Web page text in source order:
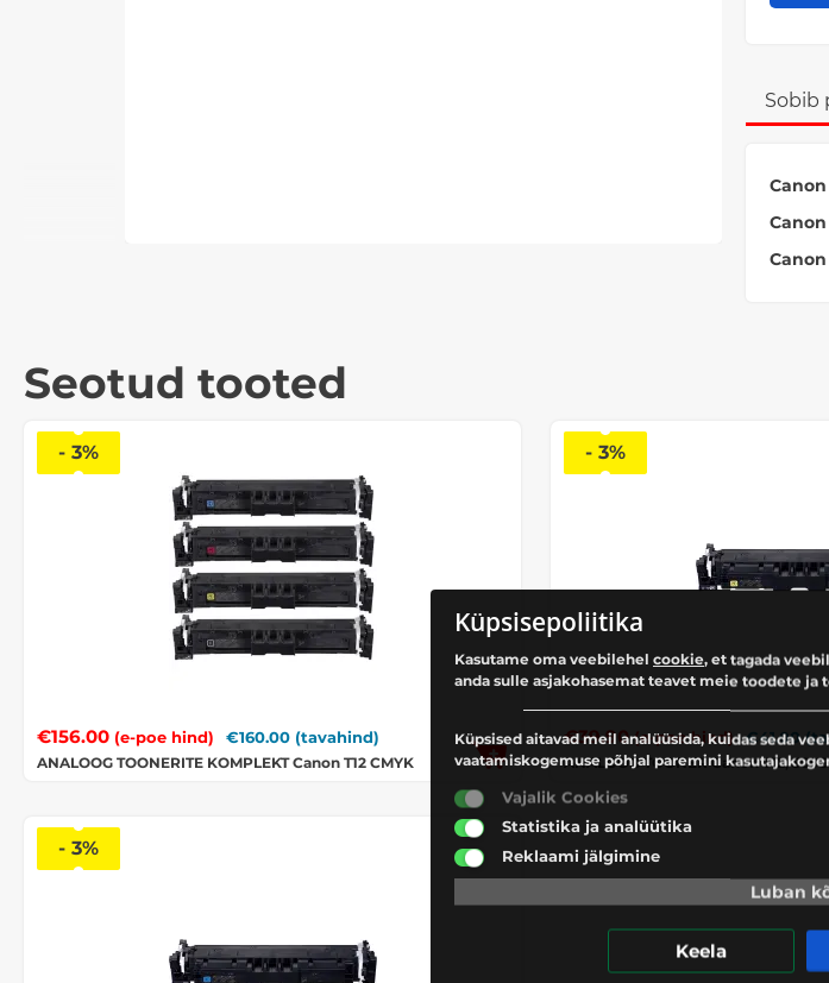
Sobib
Canon
Canon
Canon
Seotud tooted
- 3%
€156.00 (e-poe hind) €160.00 (tavahind)
ANALOOG TOONERITE KOMPLEKT Canon T12 CMYK
- 3%
€39.90 (e-poe hind) €41.00
ANALOOG TOONER Canon T12,
- 3%
Küpsisepoliitika
Kasutame oma veebilehel cookie, et tagada
anda sulle asjakohasemat teavet meie toodete ja
Küpsised aitavad meil analüüsida, kuidas seda
vaatamiskogemuse põhjal paremini
Vajalik Cookies
Statistika ja analüütika
Reklaami jälgimine
Luban
Keela